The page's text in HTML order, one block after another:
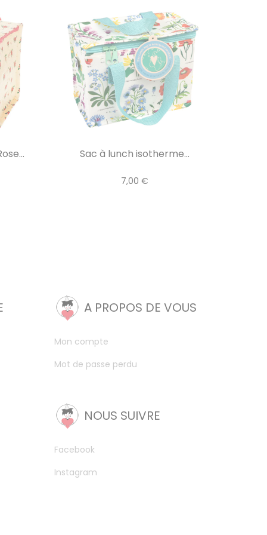
Sac à lunch isotherme...
7,00 €
A PROPOS DE VOUS
Mon compte
Mot de passe perdu
NOUS SUIVRE
Facebook
Instagram